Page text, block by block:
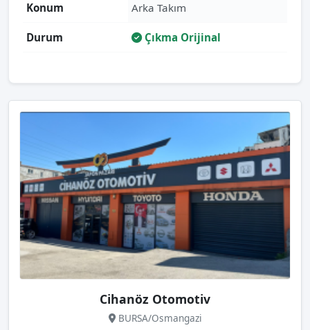
Konum Arka Takım
Durum Çıkma Orijinal
Cihanöz Otomotiv
BURSA/Osmangazi